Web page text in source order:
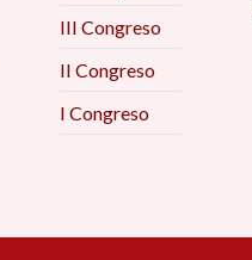
III Congreso
II Congreso
I Congreso